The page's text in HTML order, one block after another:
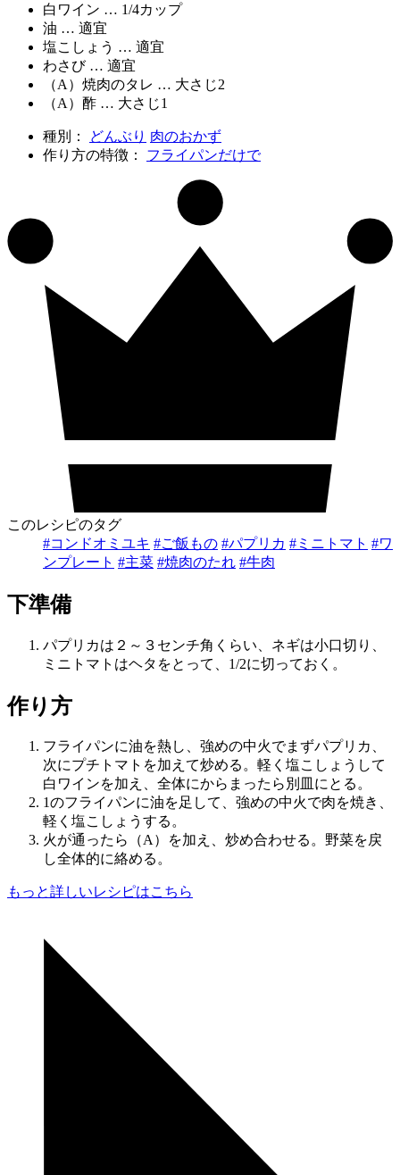
白ワイン … 1/4カップ
油 … 適宜
塩こしょう … 適宜
わさび … 適宜
（A）焼肉のタレ … 大さじ2
（A）酢 … 大さじ1
種別： どんぶり 肉のおかず
作り方の特徴： フライパンだけで
このレシピのタグ
#コンドオミユキ #ご飯もの #パプリカ #ミニトマト #ワ
ンプレート #主菜 #焼肉のたれ #牛肉
下準備
パプリカは２～３センチ角くらい、ネギは小口切り、
ミニトマトはヘタをとって、1/2に切っておく。
作り方
フライパンに油を熱し、強めの中火でまずパプリカ、
次にプチトマトを加えて炒める。軽く塩こしょうして
白ワインを加え、全体にからまったら別皿にとる。
1のフライパンに油を足して、強めの中火で肉を焼き、
軽く塩こしょうする。
火が通ったら（A）を加え、炒め合わせる。野菜を戻
し全体的に絡める。
もっと詳しいレシピはこちら